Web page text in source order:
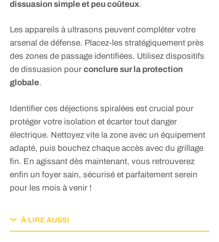
dissuasion simple et peu coûteux.
Les appareils à ultrasons peuvent compléter votre
arsenal de défense. Placez-les stratégiquement près
des zones de passage identifiées. Utilisez dispositifs
de dissuasion pour conclure sur la protection
globale.
Identifier ces déjections spiralées est crucial pour
protéger votre isolation et écarter tout danger
électrique. Nettoyez vite la zone avec un équipement
adapté, puis bouchez chaque accès avec du grillage
fin. En agissant dès maintenant, vous retrouverez
enfin un foyer sain, sécurisé et parfaitement serein
pour les mois à venir !
À LIRE AUSSI